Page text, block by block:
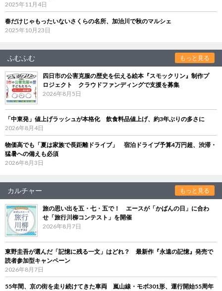
2025年11月4日
春だけじゃもったいないさくらの名所、加治川で秋のマルシェ
2025年10月23日
ふむふむ もっと見る
四日市の公害克服の歴史を伝える絵本『スモックリン』制作プ
ロジェクト クラウドファンディングで支援を募集
2026年8月5日
「中東発」値上げラッシュが本格化 飲食料品値上げ、約3年ぶりの多さに
2026年8月4日
物価高でも「夏は家族で長距離ドライブ」 宿泊ドライブ予算4万円超、渋滞・
猛暑への備えも必須
2026年8月3日
カルチャー もっと見る
旅の思い出を五・七・五で！ エースが「かばんの日」に合わ
せ「旅行川柳コンテスト」を開催
2026年8月7日
東野圭吾が選んだ「記憶に残る一文」はどれ？ 最新作『永遠の記憶』発売で
読者参加型キャンペーン
2026年8月7日
55年間、京の街を走り続けてきた車両 嵐山線・モボ301形、運行開始55周年